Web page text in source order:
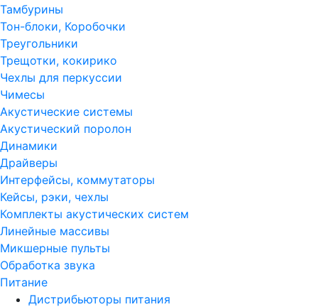
Тамбурины
Тон-блоки, Коробочки
Треугольники
Трещотки, кокирико
Чехлы для перкуссии
Чимесы
Акустические системы
Акустический поролон
Динамики
Драйверы
Интерфейсы, коммутаторы
Кейсы, рэки, чехлы
Комплекты акустических систем
Линейные массивы
Микшерные пульты
Обработка звука
Питание
Дистрибьюторы питания